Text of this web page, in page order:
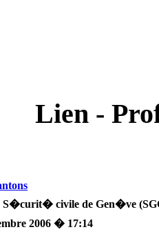
Lien -
S�curit� civile de Gen�ve
2006 � 17:14